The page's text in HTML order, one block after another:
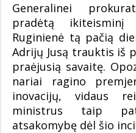
Generalinei
pradėtą
Ruginienė tą pačią
Adrijų Jusą trauktis iš
praėjusią savaitę.
nariai ragino
inovacijų, vidaus
ministrus taip
atsakomybę dėl šio